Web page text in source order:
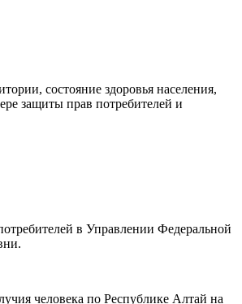
состояние здоровья населения,
защиты прав потребителей и
в Управлении Федеральной
человека по Республике Алтай на